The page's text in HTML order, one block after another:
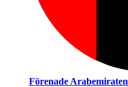
Förenade Arabemiraten​​